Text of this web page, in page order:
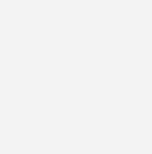
Markt
Vice
in